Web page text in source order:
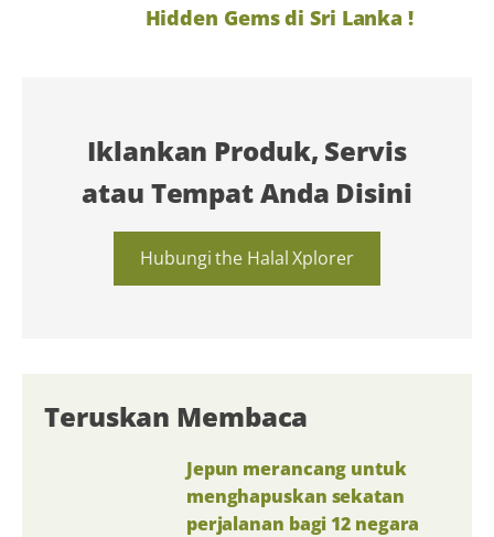
Teruskan Membaca
Jepun merancang untuk
menghapuskan sekatan
perjalanan bagi 12 negara
Iklankan Produk, Servis
atau Tempat Anda Disini
Hubungi the Halal Xplorer
Hidden Gems di Sri Lanka !